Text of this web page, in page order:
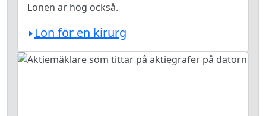
Lönen är hög också.
Lön för en kirurg